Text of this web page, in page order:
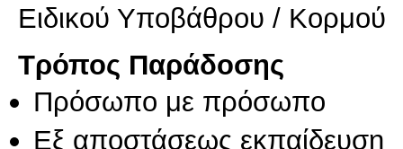
Ειδικού Υποβάθρου / Κορμού
Τρόπος Παράδοσης
Πρόσωπο με πρόσωπο
Eξ απoστάσεως εκπαίδευση